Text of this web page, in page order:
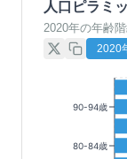
人口ピラミ
2020年の年齢
2020
90-94歳
80-84歳